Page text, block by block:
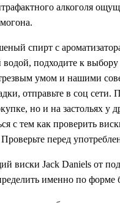
алкоголя
спирт с
водой, подходите к выбору
умом и нашими
отправьте в соц сети.
но и на застольях у
с тем как проверить
перед
виски Jack Daniels от
именно по форме